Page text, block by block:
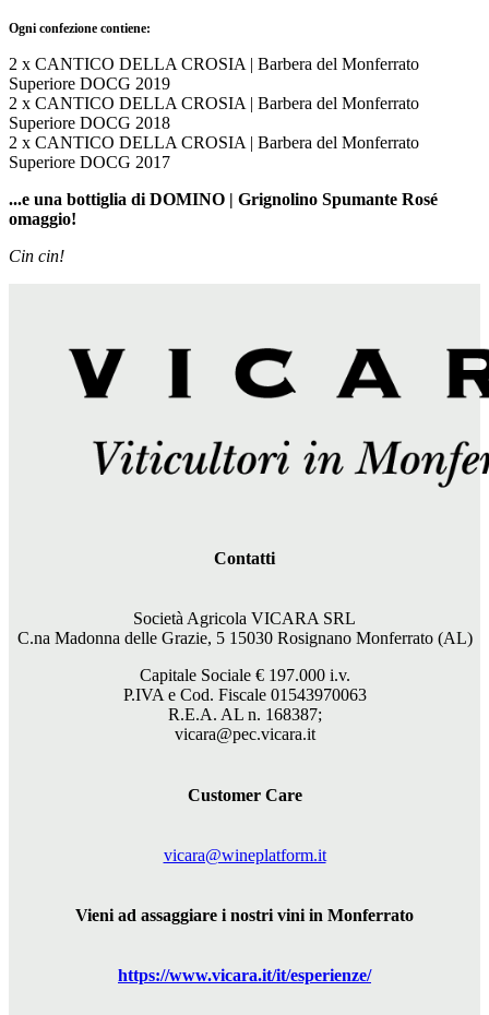
Ogni confezione contiene:
2 x CANTICO DELLA CROSIA | Barbera del Monferrato
Superiore DOCG 2019
2 x CANTICO DELLA CROSIA | Barbera del Monferrato
Superiore DOCG 2018
2 x CANTICO DELLA CROSIA | Barbera del Monferrato
Superiore DOCG 2017
...e una bottiglia di DOMINO | Grignolino Spumante Rosé
omaggio!
Cin cin!
Contatti
Società Agricola VICARA SRL
C.na Madonna delle Grazie, 5 15030 Rosignano Monferrato (AL)
Capitale Sociale € 197.000i.v.
P.IVA e Cod. Fiscale 01543970063
R.E.A. AL n. 168387;
vicara@pec.vicara.it
Customer Care
vicara@wineplatform.it
Vieni ad assaggiare i nostri vini in Monferrato
https://www.vicara.it/it/esperienze/